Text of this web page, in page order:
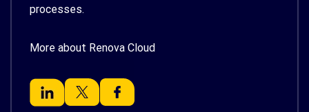
processes.
More about Renova Cloud